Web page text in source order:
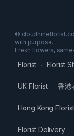
©
with purpose.
Fresh flowers,
Florist · Florist
UK Florist · 香港
Hong Kong Florist
Florist Delivery ·